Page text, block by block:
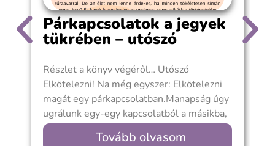
Párkapcsolatok a jegyek
tükrében – utószó
Részlet a könyv végéről… Utószó
Elkötelezni! Na még egyszer: Elkötelezni
magát egy párkapcsolatban.Manapság úgy
ugrálunk egy-egy kapcsolatból a másikba,
mintha kötelező lenne. Már fiatalon sem
Tovább olvasom